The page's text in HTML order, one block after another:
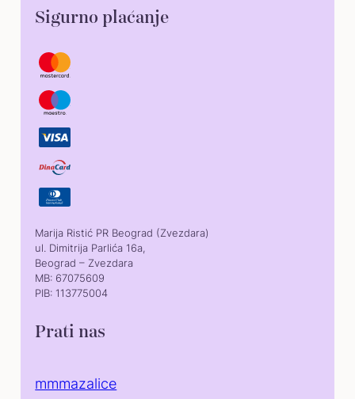
Sigurno plaćanje
Marija Ristić PR Beograd (Zvezdara)
ul. Dimitrija Parlića 16a,
Beograd – Zvezdara
MB: 67075609
PIB: 113775004
Prati nas
mmmazalice